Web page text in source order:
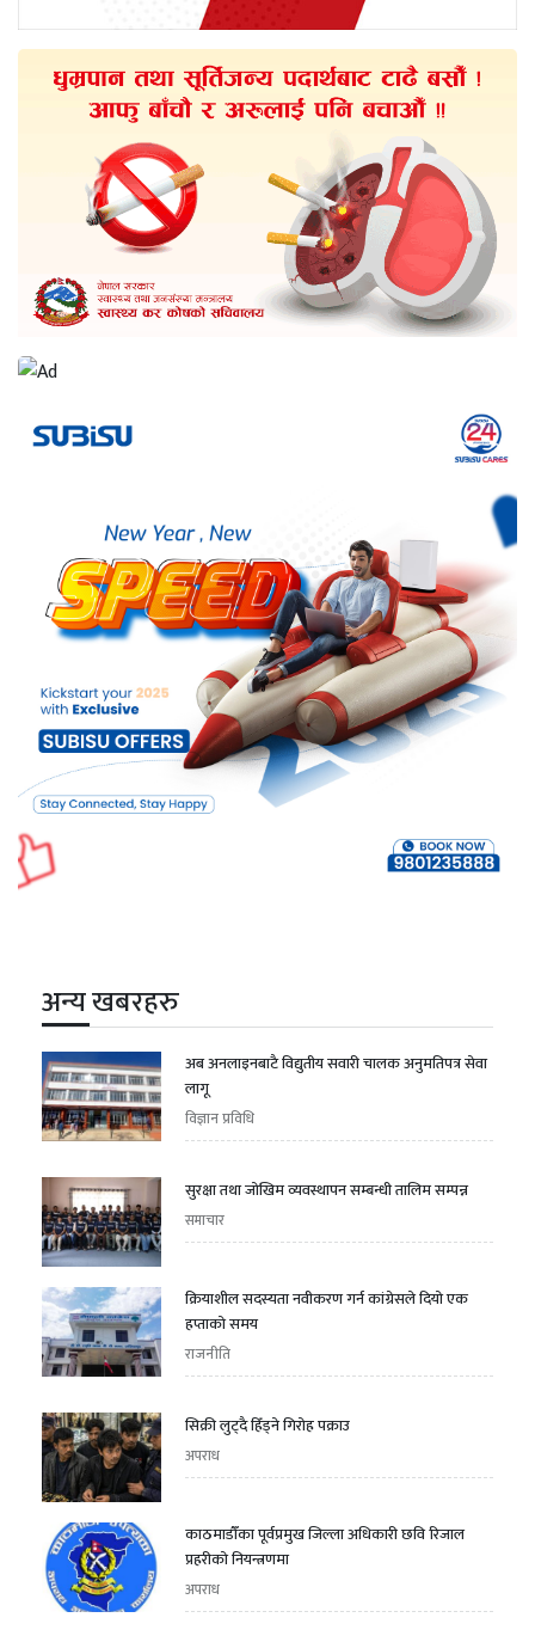
अन्य खबरहरु
अब अनलाइनबाटै विद्युतीय सवारी चालक अनुमतिपत्र सेवा
लागू
विज्ञान प्रविधि
सुरक्षा तथा जोखिम व्यवस्थापन सम्बन्धी तालिम सम्पन्न
समाचार
क्रियाशील सदस्यता नवीकरण गर्न कांग्रेसले दियो एक
हप्ताको समय
राजनीति
सिक्री लुट्दै हिँड्ने गिरोह पक्राउ
अपराध
काठमाडौँका पूर्वप्रमुख जिल्ला अधिकारी छवि रिजाल
प्रहरीको नियन्त्रणमा
अपराध